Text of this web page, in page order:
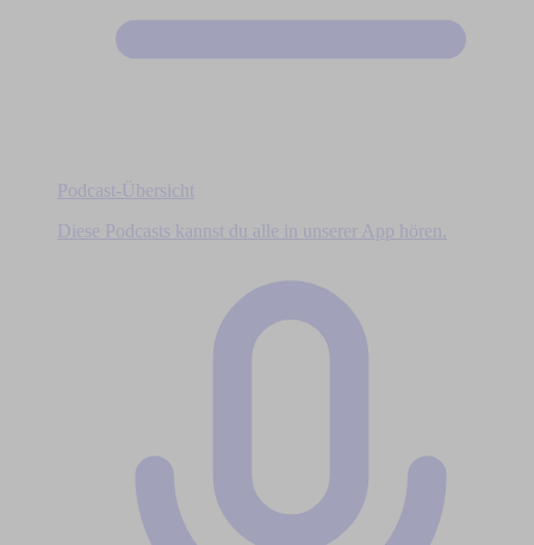
Podcast-Übersicht
Diese Podcasts kannst du alle in unserer App hören.